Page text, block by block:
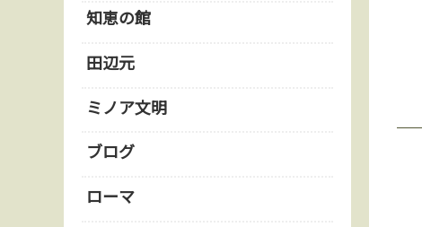
知恵の館
田辺元
ミノア文明
ブログ
ローマ